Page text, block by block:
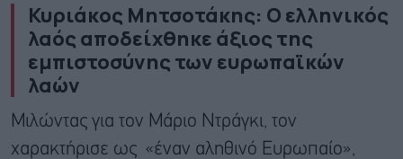
Κυριάκος Μητσοτάκης: Ο ελληνικός
λαός αποδείχθηκε άξιος της
εμπιστοσύνης των ευρωπαϊκών
λαών
Μιλώντας για τον Μάριο Ντράγκι, τον
χαρακτήρισε ως «έναν αληθινό Ευρωπαίο»,